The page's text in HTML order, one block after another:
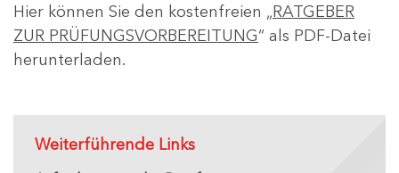
Hier können Sie den kostenfreien „RATGEBER
ZUR PRÜFUNGSVORBEREITUNG“ als PDF-Datei
herunterladen.
Weiterführende Links